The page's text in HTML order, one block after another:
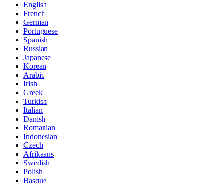
English
French
German
Portuguese
Spanish
Russian
Japanese
Korean
Arabic
Irish
Greek
Turkish
Italian
Danish
Romanian
Indonesian
Czech
Afrikaans
Swedish
Polish
Basque